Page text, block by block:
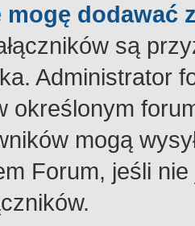
mogę dodawać
są
Administrator
określonym
mogą
Forum, jeśli